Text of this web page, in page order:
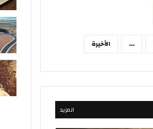
... الأخيرة
المزيد